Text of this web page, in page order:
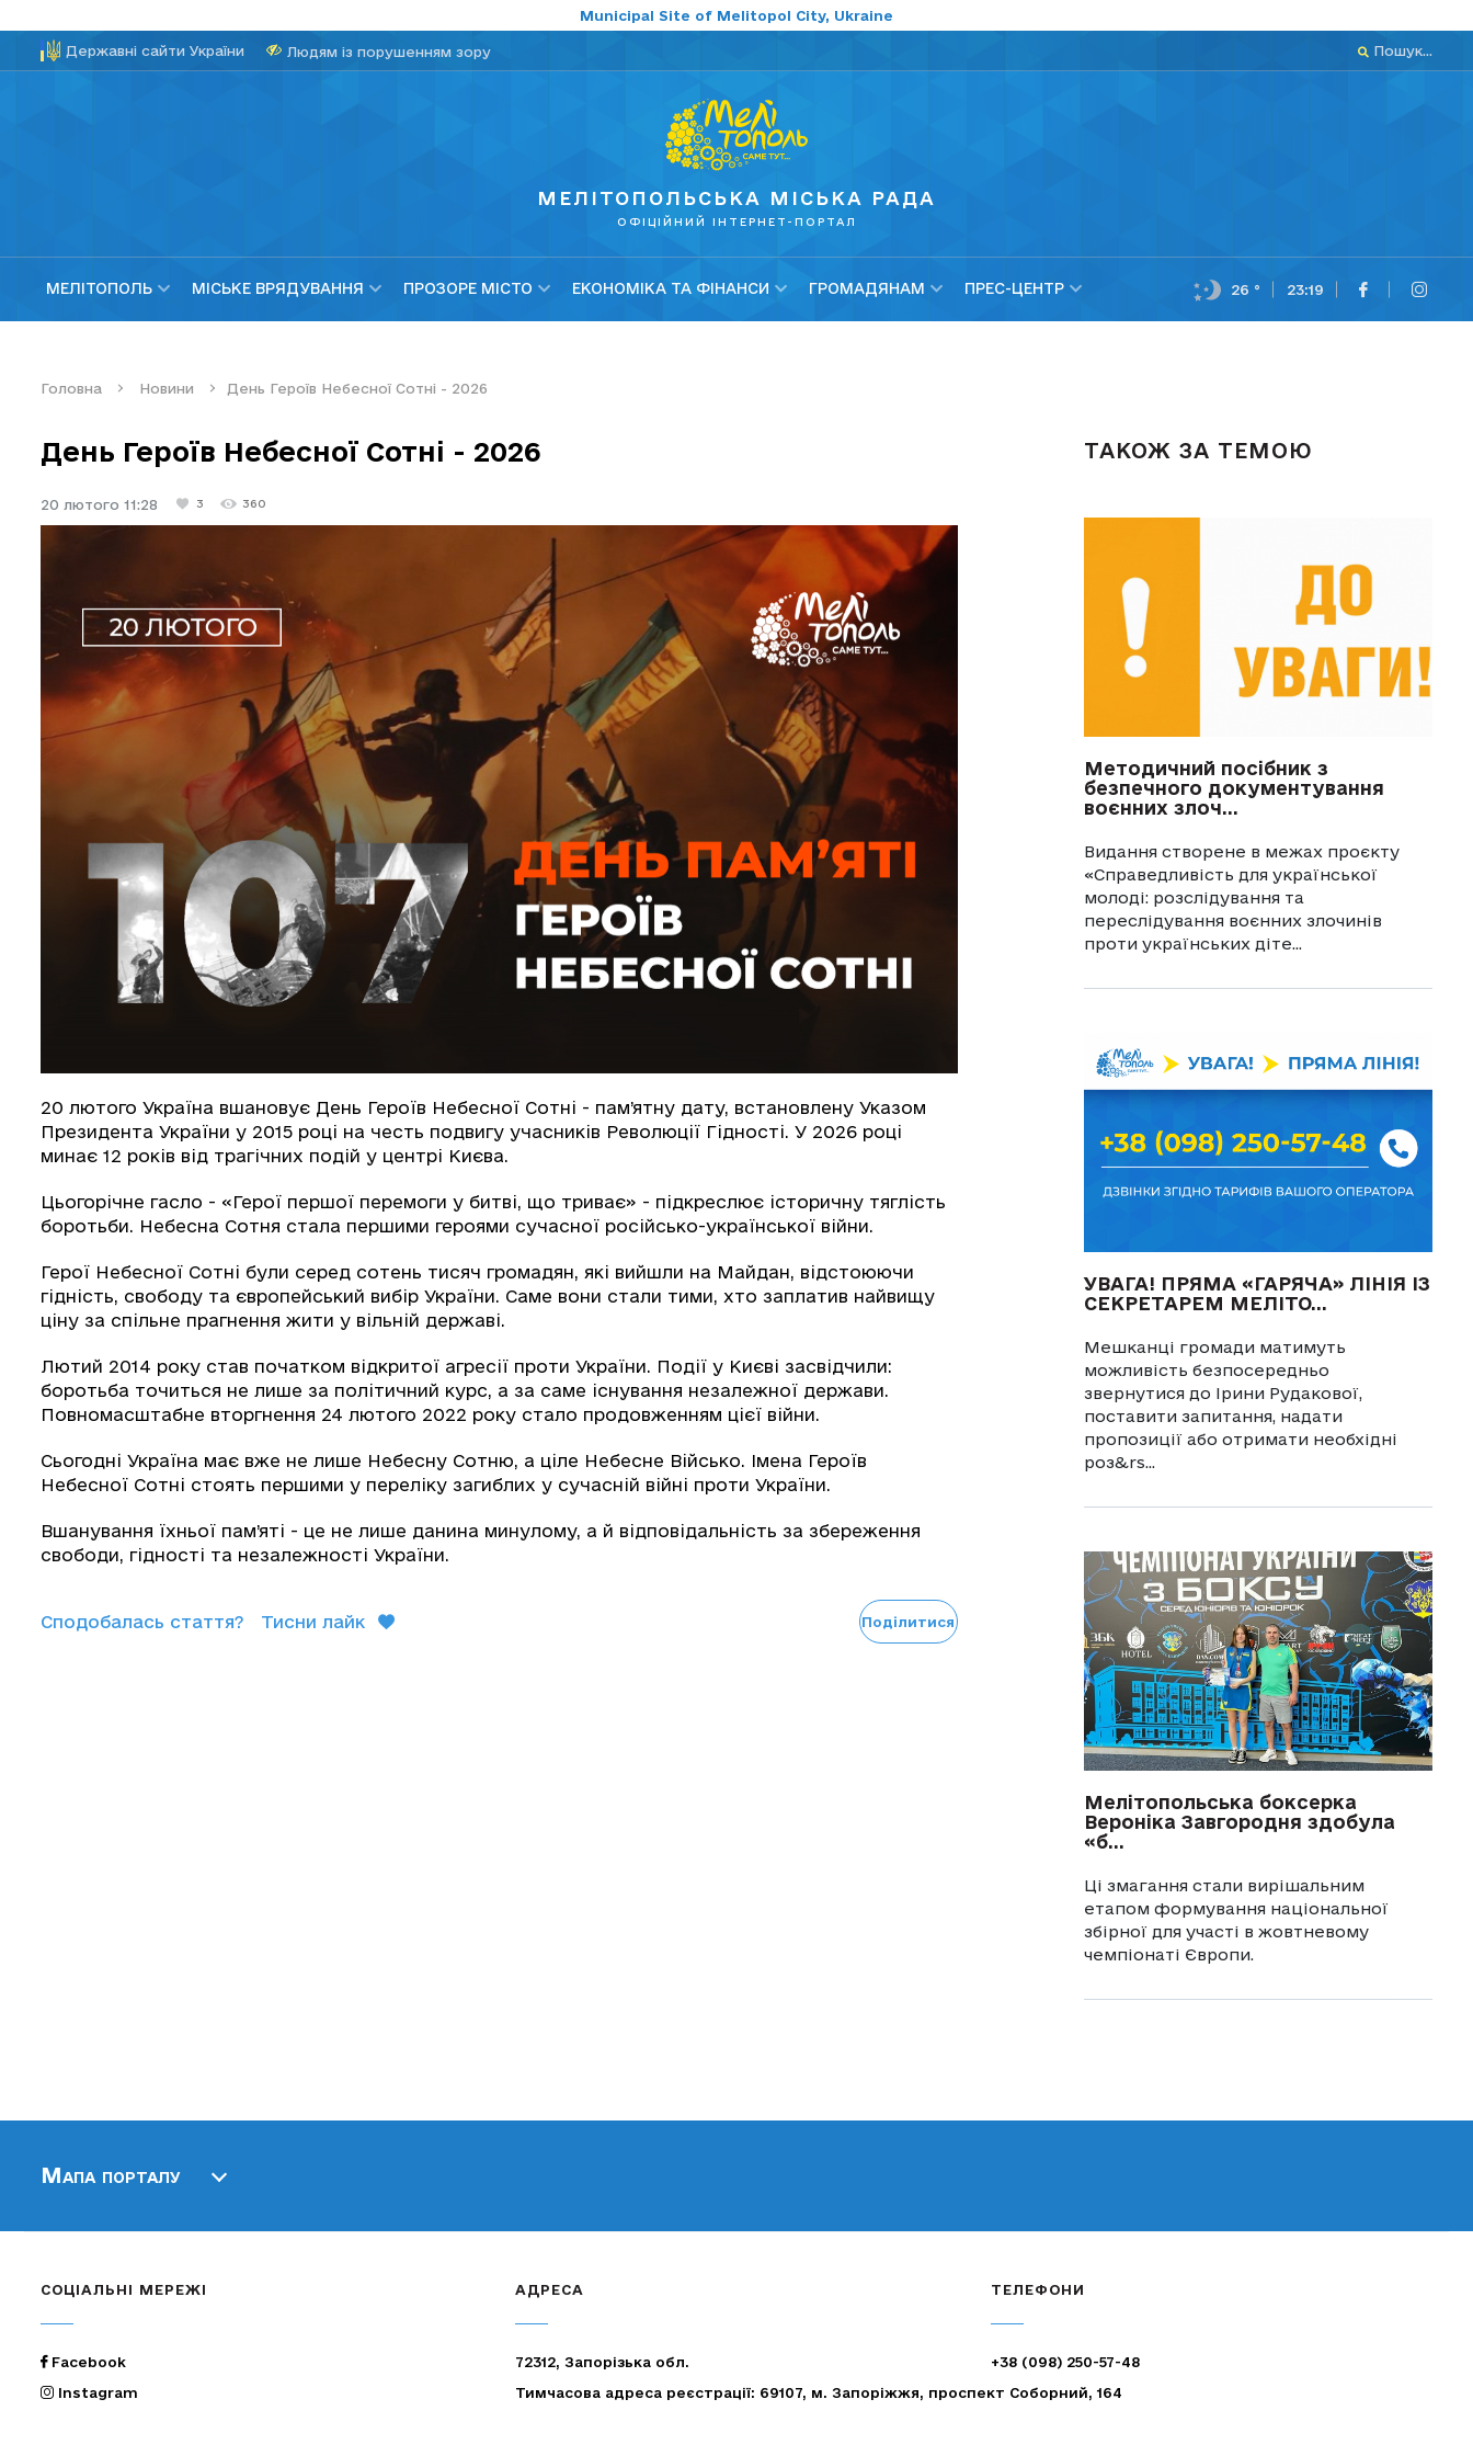
Municipal Site of Melitopol City, Ukraine
Державні сайти України Людям із порушенням зору Пошук...
МЕЛІТОПОЛЬСЬКА МІСЬКА РАДА
ОФІЦІЙНИЙ ІНТЕРНЕТ-ПОРТАЛ
МЕЛІТОПОЛЬ МІСЬКЕ ВРЯДУВАННЯ ПРОЗОРЕ МІСТО ЕКОНОМІКА ТА ФІНАНСИ ГРОМАДЯНАМ ПРЕС-ЦЕНТР 26 ° 23:19
Головна Новини День Героїв Небесної Сотні - 2026
День Героїв Небесної Сотні - 2026
20 лютого 11:28 3 360
20 лютого Україна вшановує День Героїв Небесної Сотні - пам’ятну дату, встановлену Указом
Президента України у 2015 році на честь подвигу учасників Революції Гідності. У 2026 році
минає 12 років від трагічних подій у центрі Києва.
Цьогорічне гасло - «Герої першої перемоги у битві, що триває» - підкреслює історичну тяглість
боротьби. Небесна Сотня стала першими героями сучасної російсько-української війни.
Герої Небесної Сотні були серед сотень тисяч громадян, які вийшли на Майдан, відстоюючи
гідність, свободу та європейський вибір України. Саме вони стали тими, хто заплатив найвищу
ціну за спільне прагнення жити у вільній державі.
Лютий 2014 року став початком відкритої агресії проти України. Події у Києві засвідчили:
боротьба точиться не лише за політичний курс, а за саме існування незалежної держави.
Повномасштабне вторгнення 24 лютого 2022 року стало продовженням цієї війни.
Сьогодні Україна має вже не лише Небесну Сотню, а ціле Небесне Військо. Імена Героїв
Небесної Сотні стоять першими у переліку загиблих у сучасній війні проти України.
Вшанування їхньої пам’яті - це не лише данина минулому, а й відповідальність за збереження
свободи, гідності та незалежності України.
Сподобалась стаття? Тисни лайк Поділитися
ТАКОЖ ЗА ТЕМОЮ
Методичний посібник з
безпечного документування
воєнних злоч...
Видання створене в межах проєкту
«Справедливість для української
молоді: розслідування та
переслідування воєнних злочинів
проти українських діте...
УВАГА! ПРЯМА «ГАРЯЧА» ЛІНІЯ ІЗ
СЕКРЕТАРЕМ МЕЛІТО...
Мешканці громади матимуть
можливість безпосередньо
звернутися до Ірини Рудакової,
поставити запитання, надати
пропозиції або отримати необхідні
роз&rs...
Мелітопольська боксерка
Вероніка Завгородня здобула
«б...
Ці змагання стали вирішальним
етапом формування національної
збірної для участі в жовтневому
чемпіонаті Європи.
Мапа порталу
СОЦІАЛЬНІ МЕРЕЖІ
Facebook
Instagram
АДРЕСА
72312, Запорізька обл.
Тимчасова адреса реєстрації: 69107, м. Запоріжжя, проспект Соборний, 164
ТЕЛЕФОНИ
+38 (098) 250-57-48